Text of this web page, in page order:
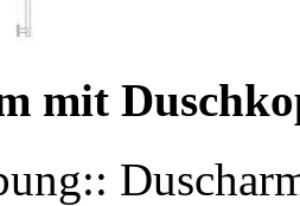
mit